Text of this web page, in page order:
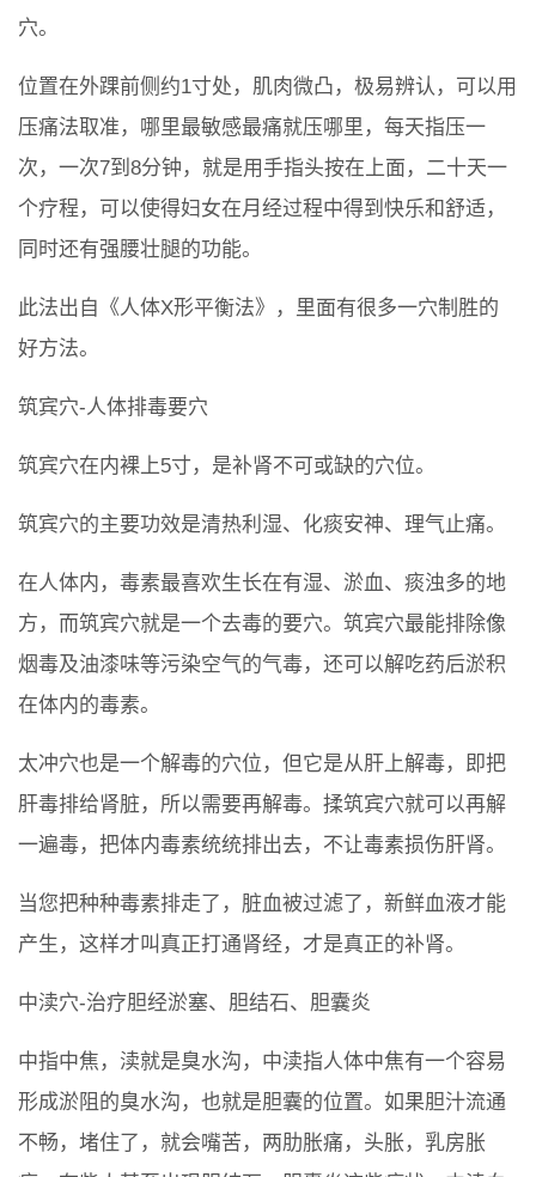
穴。
位置在外踝前侧约1寸处，肌肉微凸，极易辨认，可以用
压痛法取准，哪里最敏感最痛就压哪里，每天指压一
次，一次7到8分钟，就是用手指头按在上面，二十天一
个疗程，可以使得妇女在月经过程中得到快乐和舒适，
同时还有强腰壮腿的功能。
此法出自《人体X形平衡法》，里面有很多一穴制胜的
好方法。
筑宾穴-人体排毒要穴
筑宾穴在内裸上5寸，是补肾不可或缺的穴位。
筑宾穴的主要功效是清热利湿、化痰安神、理气止痛。
在人体内，毒素最喜欢生长在有湿、淤血、痰浊多的地
方，而筑宾穴就是一个去毒的要穴。筑宾穴最能排除像
烟毒及油漆味等污染空气的气毒，还可以解吃药后淤积
在体内的毒素。
太冲穴也是一个解毒的穴位，但它是从肝上解毒，即把
肝毒排给肾脏，所以需要再解毒。揉筑宾穴就可以再解
一遍毒，把体内毒素统统排出去，不让毒素损伤肝肾。
当您把种种毒素排走了，脏血被过滤了，新鲜血液才能
产生，这样才叫真正打通肾经，才是真正的补肾。
中渎穴-治疗胆经淤塞、胆结石、胆囊炎
中指中焦，渎就是臭水沟，中渎指人体中焦有一个容易
形成淤阻的臭水沟，也就是胆囊的位置。如果胆汁流通
不畅，堵住了，就会嘴苦，两肋胀痛，头胀，乳房胀